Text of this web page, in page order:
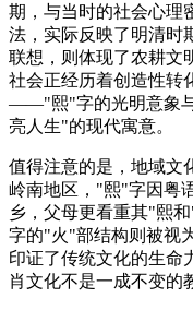
期，与当时的社会心理
法，实际反映了明清时
联想，则体现了农耕文
社会正经历着创造性转
——"熙"字的光明意象
亮人生"的现代寓意。
值得注意的是，地域文
岭南地区，"熙"字因粤
乡，父母更看重其"熙
字的"火"部结构则被视
印证了传统文化的生命
肖文化不是一成不变的